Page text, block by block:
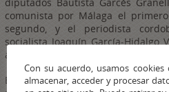
diputados Bautista Garcés
comunista por Málaga el
segundo, y el periodista
socialista Joaquín García-Hidalgo
asesinados al cabo de pocos días.
El primero fue Joaquín García-
Con su acuerdo, usamos
almacenar, acceder y procesar